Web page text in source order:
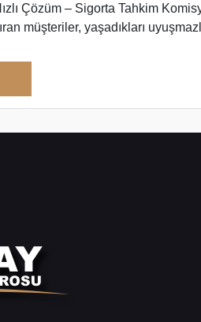
Çözüm – Sigorta Tahkim
müşteriler, yaşadıkları